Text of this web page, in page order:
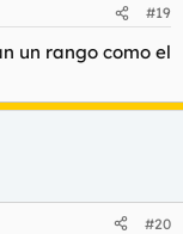
#19
un rango como el
#20